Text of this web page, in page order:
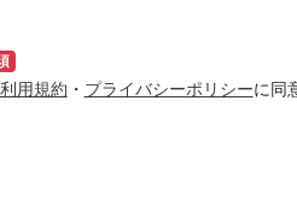
利用規約 ・ プライバシーポリシーに同